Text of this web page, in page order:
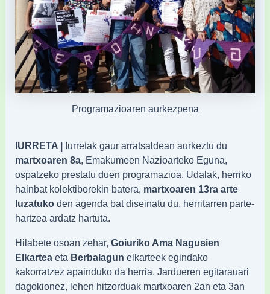
Programazioaren aurkezpena
IURRETA |
Iurretak gaur arratsaldean aurkeztu du
martxoaren 8a, Emakumeen Nazioarteko Eguna,
ospatzeko prestatu duen programazioa. Udalak, herriko
hainbat kolektiborekin batera, martxoaren 13ra arte
luzatuko den agenda bat diseinatu du, herritarren parte-
hartzea ardatz hartuta.
Hilabete osoan zehar,Goiuriko Ama Nagusien
Elkartea eta Berbalagun elkarteek egindako
kakorratzez apainduko da herria. Jardueren egitarauari
dagokionez, lehen hitzorduak martxoaren 2an eta 3an